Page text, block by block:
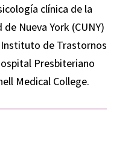
clínica de la
Nueva York (CUNY)
de Trastornos
Presbiteriano
Medical College.